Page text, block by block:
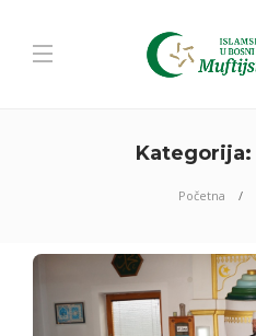
Kategorija:
Početna